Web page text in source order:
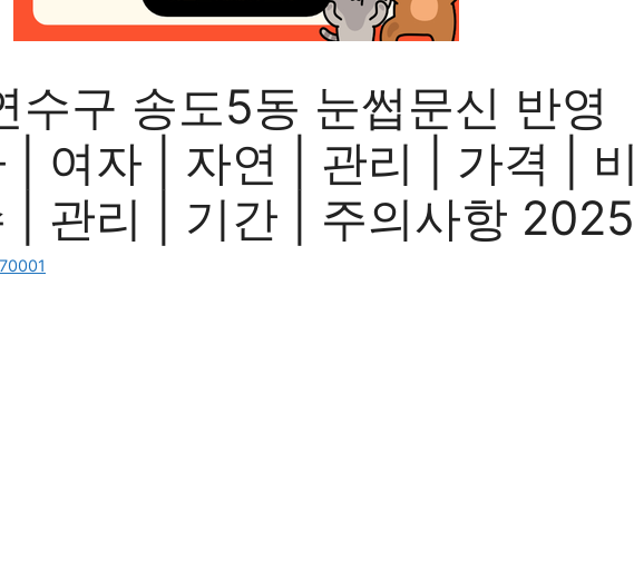
수구 송도5동 눈썹문신 반영
| 여자 | 자연 | 관리 | 가격 | 비
| 관리 | 기간 | 주의사항 2025